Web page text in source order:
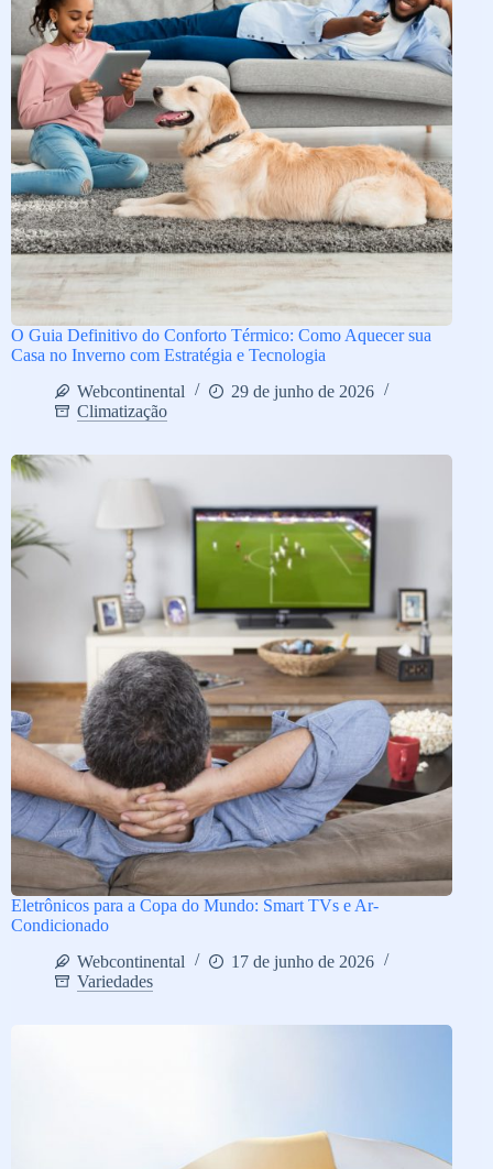
O Guia Definitivo do Conforto Térmico: Como Aquecer sua
Casa no Inverno com Estratégia e Tecnologia
Webcontinental
29 de junho de 2026
Climatização
Eletrônicos para a Copa do Mundo: Smart TVs e Ar-
Condicionado
Webcontinental
17 de junho de 2026
Variedades